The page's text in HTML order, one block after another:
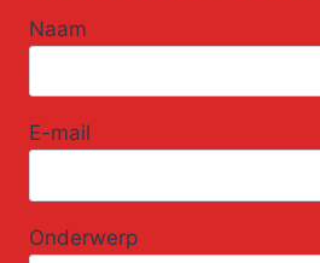
Naam
E-mail
Onderwerp